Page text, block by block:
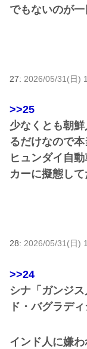
でもないのが一
27: 2026/05/31(日)
>>25
少なくとも朝
るだけなので
ヒュンダイ自
カーに擬態して
28: 2026/05/31(日)
>>24
シナ「ガンジ
ド・バグラデ
インド人に嫌